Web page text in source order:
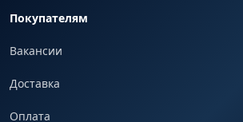
Покупателям
Вакансии
Доставка
Оплата